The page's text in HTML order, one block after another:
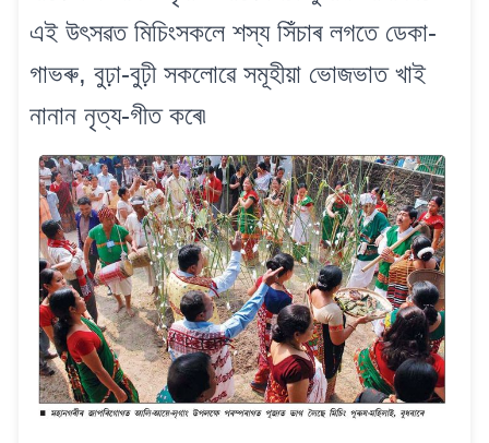
এই উৎসৱত মিচিংসকলে শস্য সিঁচাৰ লগতে ডেকা-
গাভৰু, বুঢ়া-বুঢ়ী সকলোৱে সমূহীয়া ভোজভাত খাই
নানান নৃত্য-গীত কৰে৷